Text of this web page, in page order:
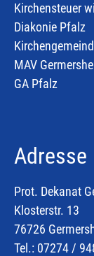
Kirchensteuer
Diakonie Pfalz
MAV
GA Pfalz
Adresse
Prot. Dekanat
Klosterstr. 13
76726
Tel.: 07274 /